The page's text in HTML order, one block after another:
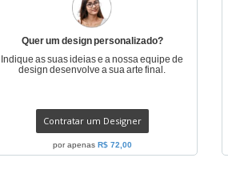
Quer um design personalizado?
Indique as suas ideias e a nossa equipe de
design desenvolve a sua arte final.
Contratar um Designer
por apenas R$ 72,00